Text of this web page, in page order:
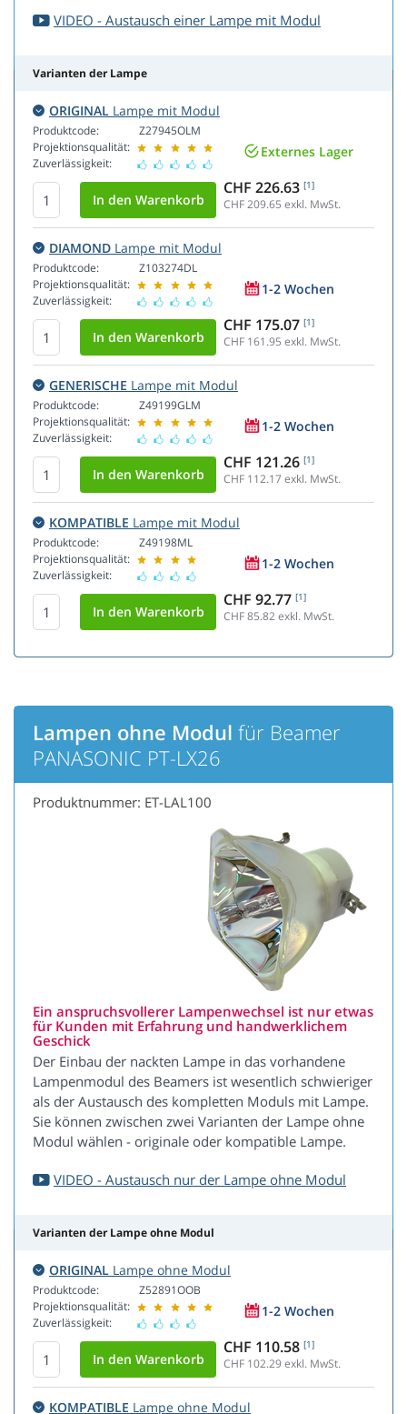
VIDEO - Austausch einer Lampe mit Modul
Varianten der Lampe
ORIGINAL Lampe mit Modul
Produktcode:
Projektionsqualität:
Zuverlässigkeit:
Z27945OLM
Externes Lager
CHF 226.63 [1]
CHF 209.65 exkl. MwSt.
DIAMOND Lampe mit Modul
Produktcode:
Projektionsqualität:
Zuverlässigkeit:
Z103274DL
1-2 Wochen
CHF 175.07 [1]
CHF 161.95 exkl. MwSt.
GENERISCHE Lampe mit Modul
Produktcode:
Projektionsqualität:
Zuverlässigkeit:
Z49199GLM
1-2 Wochen
CHF 121.26 [1]
CHF 112.17 exkl. MwSt.
KOMPATIBLE Lampe mit Modul
Produktcode:
Projektionsqualität:
Zuverlässigkeit:
Z49198ML
1-2 Wochen
CHF 92.77 [1]
CHF 85.82exkl. MwSt.
Lampen ohne Modul für Beamer
PANASONIC PT-LX26
Produktnummer: ET-LAL100
Ein anspruchsvollerer Lampenwechsel ist nur etwas
für Kunden mit Erfahrung und handwerklichem
Geschick
Der Einbau der nackten Lampe in das vorhandene
Lampenmodul des Beamers ist wesentlich schwieriger
als der Austausch des kompletten Moduls mit Lampe.
Sie können zwischen zwei Varianten der Lampe ohne
Modul wählen - originale oder kompatible Lampe.
VIDEO - Austausch nur der Lampe ohne Modul
Varianten der Lampe ohne Modul
ORIGINAL Lampe ohne Modul
Produktcode:
Projektionsqualität:
Zuverlässigkeit:
Z52891OOB
1-2 Wochen
CHF 110.58 [1]
CHF 102.29exkl. MwSt.
KOMPATIBLE Lampe ohne Modul